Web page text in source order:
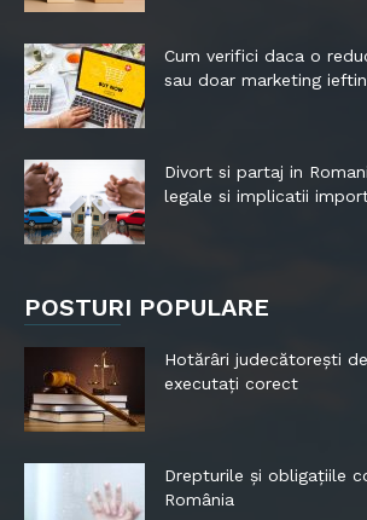
Cum verifici daca o
sau doar marketing ieftin
Divort si partaj in
legale si implicatii
POSTURI POPULARE
Hotărâri judecătorești
executați corect
Drepturile și obligațiile
România